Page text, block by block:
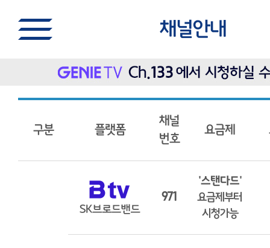
채널안내
구분 플랫폼
채널
번호
요금제
971
'스탠다드'
요금제부터
시청가능